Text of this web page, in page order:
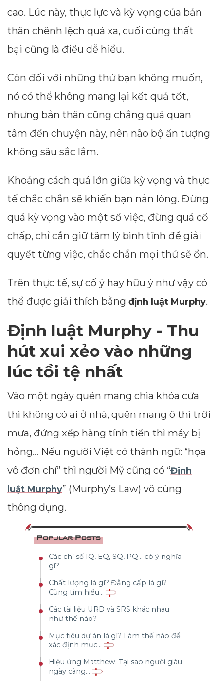
cao. Lúc này, thực lực và kỳ vọng của bản
thân chênh lệch quá xa, cuối cùng thất
bại cũng là điều dễ hiểu.
Còn đối với những thứ bạn không muốn,
nó có thể không mang lại kết quả tốt,
nhưng bản thân cũng chẳng quá quan
tâm đến chuyện này, nên não bộ ấn tượng
không sâu sắc lắm.
Khoảng cách quá lớn giữa kỳ vọng và thực
tế chắc chắn sẽ khiến bạn nản lòng. Đừng
quá kỳ vọng vào một số việc, đừng quá cố
chấp, chỉ cần giữ tâm lý bình tĩnh để giải
quyết từng việc, chắc chắn mọi thứ sẽ ổn.
Trên thực tế, sự cố ý hay hữu ý như vậy có
thể được giải thích bằng định luật Murphy.
Định luật Murphy - Thu
hút xui xẻo vào những
lúc tồi tệ nhất
Vào một ngày quên mang chìa khóa cửa
thì không có ai ở nhà, quên mang ô thì trời
mưa, đứng xếp hàng tính tiền thì máy bị
hỏng… Nếu người Việt có thành ngữ: “họa
vô đơn chí” thì người Mỹ cũng có “Định
luật Murphy” (Murphy’s Law) vô cùng
thông dụng.
Popular Posts
Các chỉ số IQ, EQ, SQ, PQ... có ý nghĩa
gì?
Chất lượng là gì? Đẳng cấp là gì?
Cùng tìm hiểu...
Các tài liệu URD và SRS khác nhau
như thế nào?
Mục tiêu dự án là gì? Làm thế nào để
xác định mục...
Hiệu ứng Matthew: Tại sao người giàu
ngày càng...